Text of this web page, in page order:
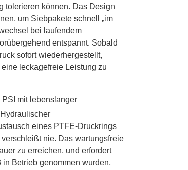
tolerieren können. Das Design
um Siebpakete schnell „im
bei laufendem
entspannt. Sobald
sofort wiederhergestellt,
leckagefreie Leistung zu
mit lebenslanger
Hydraulischer
eines PTFE-Druckrings
nie. Das wartungsfreie
zu erreichen, und erfordert
Betrieb genommen wurden,